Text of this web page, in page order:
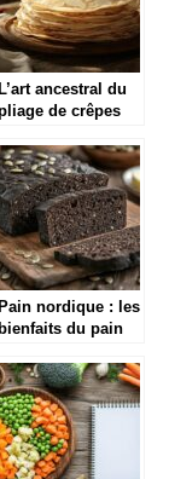
L’art ancestral du
de crêpes
recettes
Pain nordique : les
bienfaits du pain
les saumons
scandinaves